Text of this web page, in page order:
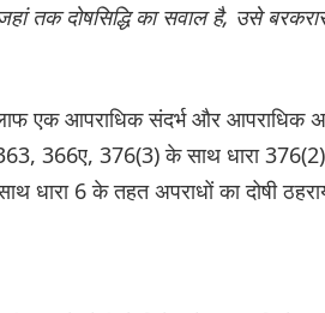
​​दोषसिद्धि का सवाल है, उसे बरकरार
एक आपराधिक संदर्भ और
363, 366ए, 376(3) के साथ धारा
धारा 6 के तहत अपराधों का दोषी